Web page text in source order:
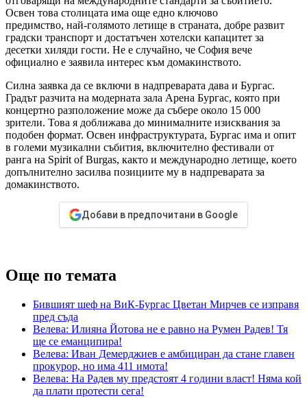
Освен това столицата има още едно ключово
предимство, най-голямото летище в страната, добре развит
градски транспорт и достатъчен хотелски капацитет за
десетки хиляди гости. Не е случайно, че София вече
официално е заявила интерес към домакинството.
Силна заявка да се включи в надпреварата дава и Бургас.
Градът разчита на модерната зала Арена Бургас, която при
концертно разположение може да събере около 15 000
зрители. Това я доближава до минималните изисквания за
подобен формат. Освен инфраструктурата, Бургас има и опит
в големи музикални събития, включително фестивали от
ранга на Spirit of Burgas, както и международно летище, което
допълнително засилва позициите му в надпреварата за
домакинството.
Добави в предпочитани в Google
Още по темата
Бившият шеф на ВиК-Бургас Цветан Мирчев се изправя
пред съда
Велева: Илияна Йотова не е равно на Румен Радев! Тя
ще се еманципира!
Велева: Иван Демерджиев е амбициран да стане главен
прокурор, но има 411 имота!
Велева: На Радев му предстоят 4 години власт! Няма кой
да плати протести сега!